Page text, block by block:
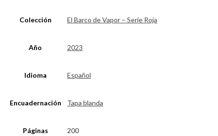
Colección El Barco de Vapor – Serie Roja
Año 2023
Idioma Español
Encuadernación Tapa blanda
Páginas 200